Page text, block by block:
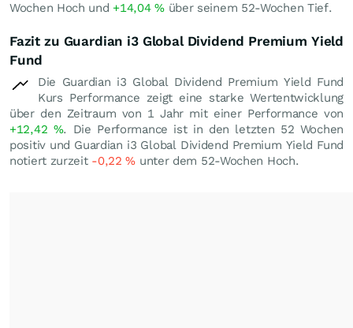
Wochen Hoch und +14,04%über seinem 52-Wochen Tief.
Fazit zu Guardian i3 Global Dividend Premium Yield
Fund
Die Guardian i3 Global Dividend Premium Yield Fund
Kurs Performance zeigt eine starke Wertentwicklung
über den Zeitraum von 1 Jahr mit einer Performance von
+12,42 %. Die Performance ist in den letzten 52 Wochen
positiv und Guardian i3 Global Dividend Premium Yield Fund
notiert zurzeit -0,22% unter dem 52-Wochen Hoch.